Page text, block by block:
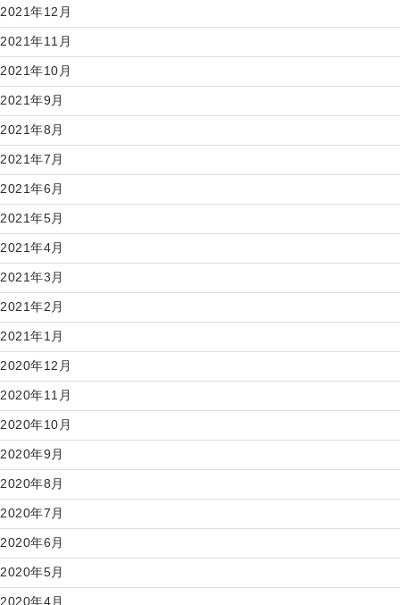
2021年12月
2021年11月
2021年10月
2021年9月
2021年8月
2021年7月
2021年6月
2021年5月
2021年4月
2021年3月
2021年2月
2021年1月
2020年12月
2020年11月
2020年10月
2020年9月
2020年8月
2020年7月
2020年6月
2020年5月
2020年4月